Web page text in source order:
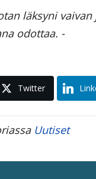
läksyni
odottaa. -
Twitter
Uutiset